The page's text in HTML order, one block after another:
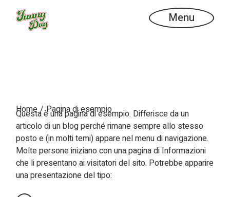
Menu
PAGINA DI
Home Pagina di esempio
Questa è una pagina di esempio. Differisce da un
articolo di un blog perché rimane sempre allo stesso
posto e (in molti temi) appare nel menu di navigazione.
Molte persone iniziano con una pagina di Informazioni
che li presentano ai visitatori del sito. Potrebbe apparire
una presentazione del tipo: